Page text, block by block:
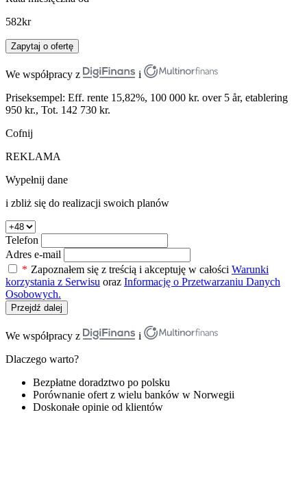
582kr
Zapytaj o ofertę
We współpracy z
i
Priseksempel: Eff. rente 15,82%, 100 000 kr. over 5 år, etablering
950 kr., Tot. 142 730 kr.
Cofnij
REKLAMA
Wypełnij dane
i zbliż się do realizacji swoich planów
Telefon
Adres e-mail
* Zapoznałem się z treścią i akceptuję w całości Warunki
korzystania z Serwisu oraz Informację o Przetwarzaniu Danych
Osobowych.
Przejdź dalej
We współpracy z
i
Dlaczego warto?
Bezpłatne doradztwo po polsku
Porównanie ofert z wielu banków w Norwegii
Doskonałe opinie od klientów